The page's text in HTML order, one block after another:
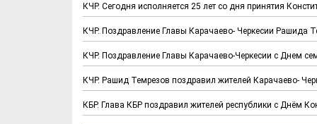
КЧР. Сегодня исполняется 25 лет со дня принятия
КЧР. Поздравление Главы Карачаево- Черкесии Рашида
КЧР. Поздравление Главы Карачаево-Черкесии с Днем
КЧР. Рашид Темрезов поздравил жителей Карачаево-
КБР. Глава КБР поздравил жителей республики с Днём